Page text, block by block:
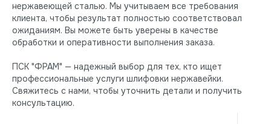
нержавеющей сталью. Мы учитываем все требования
клиента, чтобы результат полностью соответствовал
ожиданиям. Вы можете быть уверены в качестве
обработки и оперативности выполнения заказа.
ПСК "ФРАМ" — надежный выбор для тех, кто ищет
профессиональные услуги шлифовки нержавейки.
Свяжитесь с нами, чтобы уточнить детали и получить
консультацию.